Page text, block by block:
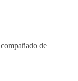
de